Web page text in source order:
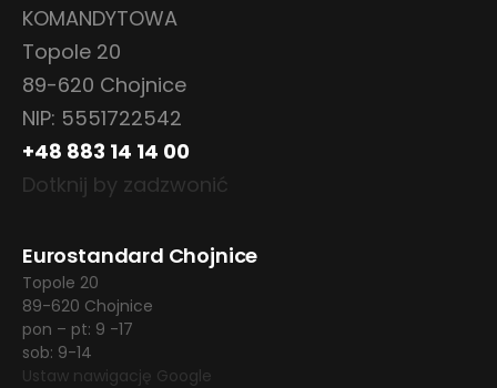
KOMANDYTOWA
Topole 20
89-620 Chojnice
NIP: 5551722542
+48 883 14 14 00
Dotknij by zadzwonić
Eurostandard Chojnice
Topole 20
89-620 Chojnice
pon – pt: 9 -17
sob: 9-14
Ustaw nawigację Google